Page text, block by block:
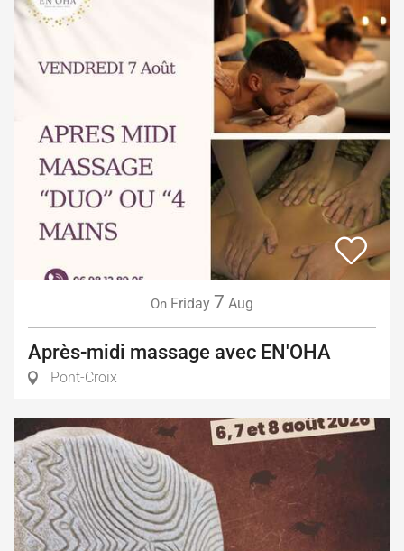
On Friday 7 Aug
Après-midi massage avec EN'OHA
Pont-Croix